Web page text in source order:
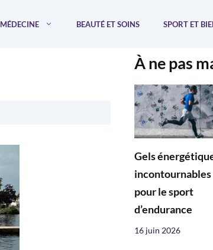
MÉDECINE BEAUTÉ ET SOINS SPORT ET
À ne pas
Gels
incontournables
pour le sport
d’endurance
16 juin 2026